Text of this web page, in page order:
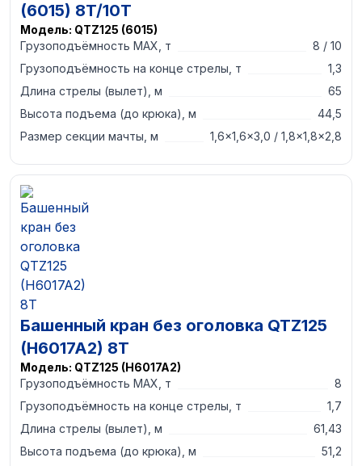
(6015) 8T/10T
Модель: QTZ125 (6015)
Грузоподъёмность MAX, т
8 / 10
Грузоподъёмность на конце стрелы, т
1,3
Длина стрелы (вылет), м
65
Высота подъема (до крюка), м
44,5
Размер секции мачты, м
1,6×1,6×3,0 / 1,8×1,8×2,8
Башенный кран без оголовка QTZ125
(H6017A2) 8T
Модель: QTZ125 (H6017A2)
Грузоподъёмность MAX, т
8
Грузоподъёмность на конце стрелы, т
1,7
Длина стрелы (вылет), м
61,43
Высота подъема (до крюка), м
51,2